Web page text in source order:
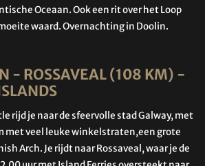
Oceaan. Ook een rit over het Loop
waard. Overnachting in Doolin.
- ROSSAVEAL (108 KM) -
rijd je naar de sfeervolle stad Galway, met
met veel leuke winkelstraten,een grote
Arch. Je rijdt naar Rossaveal, waar je de